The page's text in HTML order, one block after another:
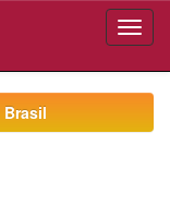
Brasil